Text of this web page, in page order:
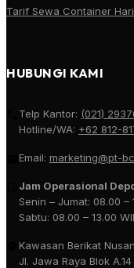
Tarif Sewa Container
HUBUNGI KAMI
Telp Kantor: (021)
Hotline/WA: +62 812-
Email: marketing@pt-
Jam Operasional
Senin – Jumat: 08.00 –
Sabtu: 08.00 – 13.00
Kawasan Berikat
Jl. Jawa Raya Blok